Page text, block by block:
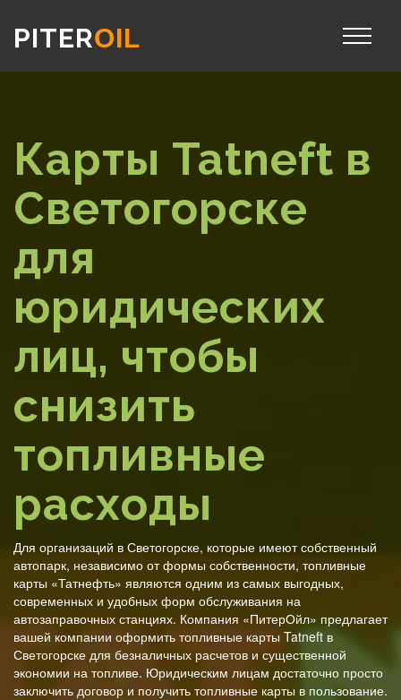
PITEROIL
Карты Tatneft в
Светогорске
для
юридических
лиц, чтобы
снизить
топливные
расходы
Для организаций в Светогорске, которые имеют собственный
автопарк, независимо от формы собственности, топливные
карты «Татнефть» являются одним из самых выгодных,
современных и удобных форм обслуживания на
автозаправочных станциях. Компания «ПитерОйл» предлагает
вашей компании оформить топливные карты Tatneft в
Светогорске для безналичных расчетов и существенной
экономии на топливе. Юридическим лицам достаточно просто
заключить договор и получить топливные карты в пользование.